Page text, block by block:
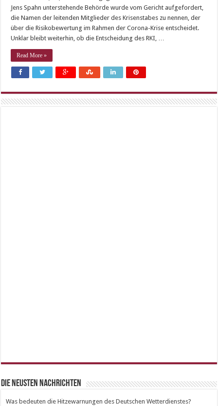
Jens Spahn unterstehende Behörde wurde vom Gericht aufgefordert,
die Namen der leitenden Mitglieder des Krisenstabes zu nennen, der
über die Risikobewertung im Rahmen der Corona-Krise entscheidet.
Unklar bleibt weiterhin, ob die Entscheidung des RKI, …
Read More »
Die neusten Nachrichten
Was bedeuten die Hitzewarnungen des Deutschen Wetterdienstes?